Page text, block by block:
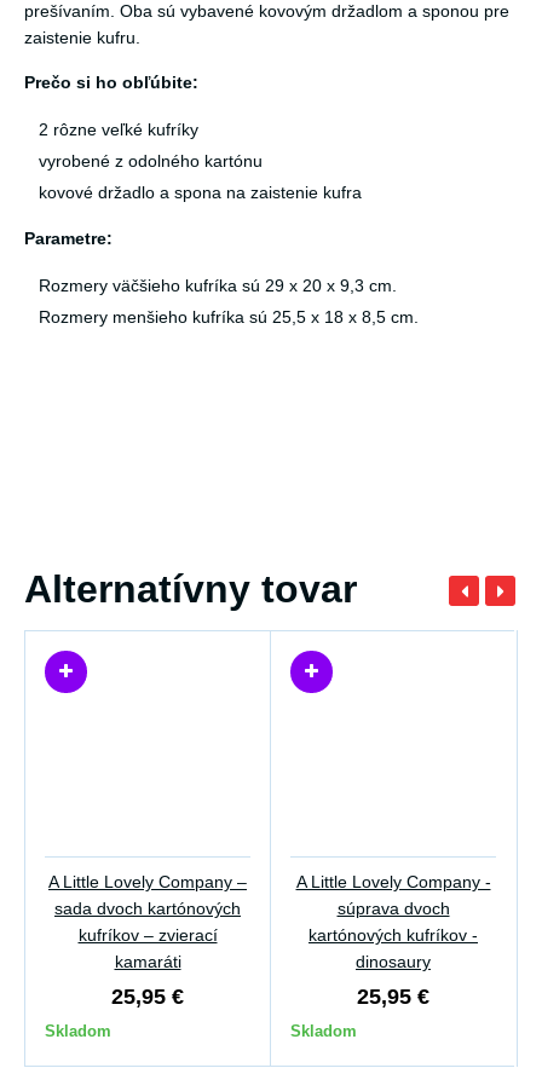
prešívaním. Oba sú vybavené kovovým držadlom a sponou pre
zaistenie kufru.
Prečo si ho obľúbite:
2 rôzne veľké kufríky
vyrobené z odolného kartónu
kovové držadlo a spona na zaistenie kufra
Parametre:
Rozmery väčšieho kufríka sú 29 x 20 x 9,3 cm.
Rozmery menšieho kufríka sú 25,5 x 18 x 8,5 cm.
Alternatívny tovar
A Little Lovely Company –
sada dvoch kartónových
kufríkov – zvierací
kamaráti
25,95 €
Skladom
A Little Lovely Company -
súprava dvoch
kartónových kufríkov -
dinosaury
25,95 €
Skladom